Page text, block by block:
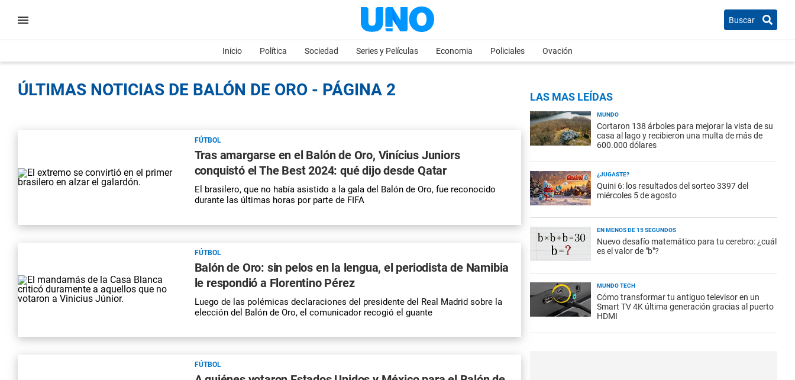
Buscar
Inicio Política Sociedad Series y Películas Economia Policiales Ovación
ÚLTIMAS NOTICIAS DE BALÓN DE ORO - PÁGINA 2
FÚTBOL
Tras amargarse en el Balón de Oro, Vinícius Juniors
conquistó el The Best 2024: qué dijo desde Qatar
El brasilero, que no había asistido a la gala del Balón de Oro, fue reconocido
durante las últimas horas por parte de FIFA
FÚTBOL
Balón de Oro: sin pelos en la lengua, el periodista de Namibia
le respondió a Florentino Pérez
Luego de las polémicas declaraciones del presidente del Real Madrid sobre la
elección del Balón de Oro, el comunicador recogió el guante
FÚTBOL
LAS MAS LEÍDAS
MUNDO
Cortaron 138 árboles para mejorar la vista de su
casa al lago y recibieron una multa de más de
600.000 dólares
¿JUGASTE?
Quini 6: los resultados del sorteo 3397 del
miércoles 5 de agosto
EN MENOS DE 15 SEGUNDOS
Nuevo desafío matemático para tu cerebro: ¿cuál
es el valor de "b"?
MUNDO TECH
Cómo transformar tu antiguo televisor en un
Smart TV 4K última generación gracias al puerto
HDMI